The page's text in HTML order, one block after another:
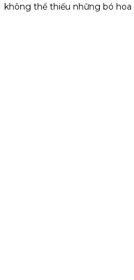
không thể thiếu những bó